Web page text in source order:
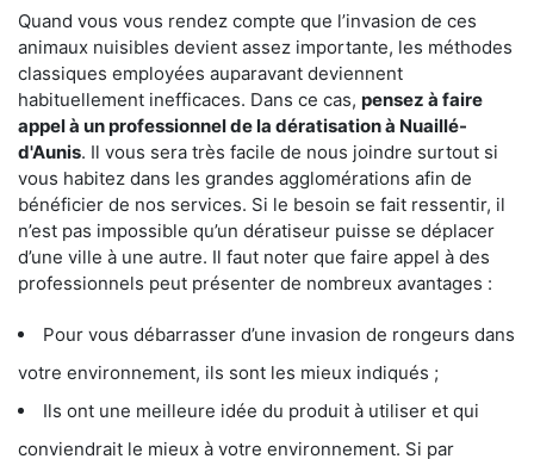
Quand vous vous rendez compte que l’invasion de ces
animaux nuisibles devient assez importante, les méthodes
classiques employées auparavant deviennent
habituellement inefficaces. Dans ce cas, pensez à faire
appel à un professionnel de la dératisation à Nuaillé-
d'Aunis. Il vous sera très facile de nous joindre surtout si
vous habitez dans les grandes agglomérations afin de
bénéficier de nos services. Si le besoin se fait ressentir, il
n’est pas impossible qu’un dératiseur puisse se déplacer
d’une ville à une autre. Il faut noter que faire appel à des
professionnels peut présenter de nombreux avantages :
Pour vous débarrasser d’une invasion de rongeurs dans
votre environnement, ils sont les mieux indiqués ;
Ils ont une meilleure idée du produit à utiliser et qui
conviendrait le mieux à votre environnement. Si par